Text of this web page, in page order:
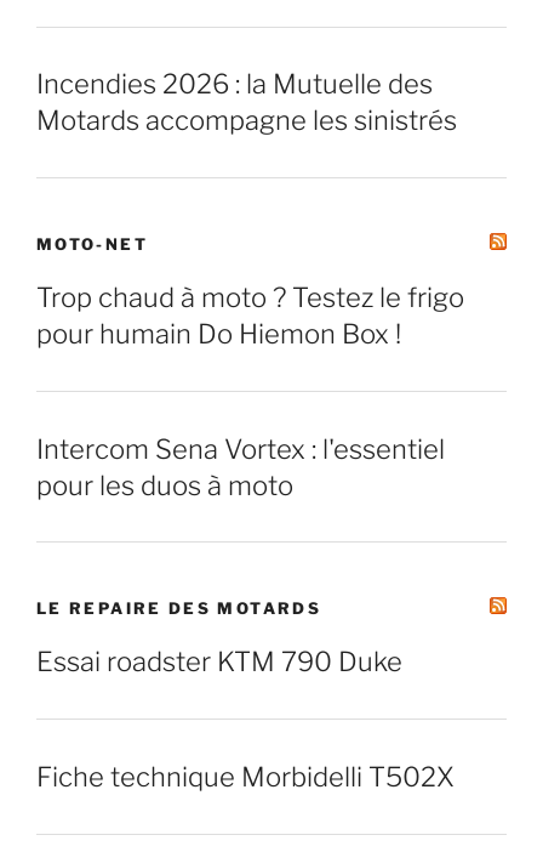
Incendies 2026 : la Mutuelle des
Motards accompagne les sinistrés
MOTO-NET
Trop chaud à moto ? Testez le frigo
pour humain Do Hiemon Box !
Intercom Sena Vortex : l'essentiel
pour les duos à moto
LE REPAIRE DES MOTARDS
Essai roadster KTM 790 Duke
Fiche technique Morbidelli T502X